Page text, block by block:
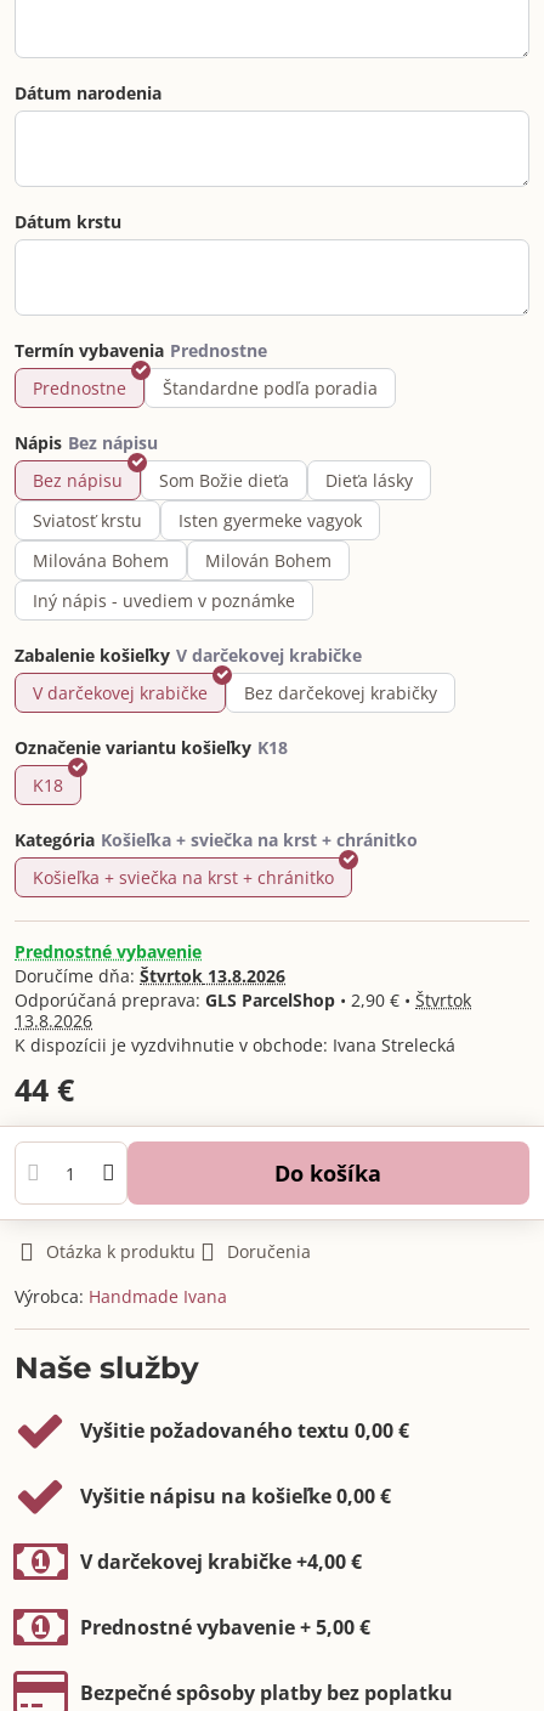
Dátum narodenia
Dátum krstu
Termín vybavenia
Prednostne
Štandardne podľa poradia
Nápis
Bez nápisu
Som Božie dieťa
Dieťa lásky
Sviatosť krstu
Isten gyermeke vagyok
Milována Bohem
Milován Bohem
Iný nápis - uvediem v poznámke
Zabalenie košieľky
V darčekovej krabičke
Bez darčekovej krabičky
Označenie variantu košieľky
K18
Kategória
Košieľka + sviečka na krst + chránitko
Prednostné vybavenie
Doručíme dňa: Štvrtok 13.8.2026
GLS ParcelShop • 2,90 € • Štvrtok
13.8.2026
Ivana Strelecká
44 €
Do košíka
Otázka k produktu
Doručenia
Výrobca: Handmade Ivana
Naše služby
Vyšitie požadovaného textu 0,00 €
Vyšitie nápisu na košieľke 0,00 €
V darčekovej krabičke +4,00 €
Prednostné vybavenie + 5,00 €
Bezpečné spôsoby platby bez poplatku